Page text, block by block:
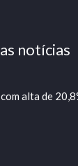
notícias
alta de